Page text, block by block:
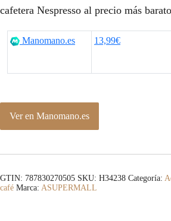
cafetera Nespresso al precio más
Manomano.es 13,99€
Ver en Manomano.es
GTIN: 787830270505 SKU: H34238 Categoría:
café Marca: ASUPERMALL